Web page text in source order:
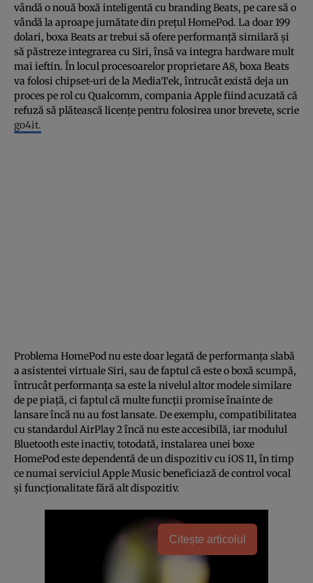
vândă o nouă boxă inteligentă cu branding Beats, pe care să o
vândă la aproape jumătate din preţul HomePod. La doar 199
dolari, boxa Beats ar trebui să ofere performanţă similară şi
să păstreze integrarea cu Siri, însă va integra hardware mult
mai ieftin. În locul procesoarelor proprietare A8, boxa Beats
va folosi chipset-uri de la MediaTek, întrucât există deja un
proces pe rol cu Qualcomm, compania Apple fiind acuzată că
refuză să plătească licenţe pentru folosirea unor brevete, scrie
go4it.
Problema HomePod nu este doar legată de performanţa slabă
a asistentei virtuale Siri, sau de faptul că este o boxă scumpă,
întrucât performanţa sa este la nivelul altor modele similare
de pe piaţă, ci faptul că multe funcţii promise înainte de
lansare încă nu au fost lansate. De exemplu, compatibilitatea
cu standardul AirPlay 2 încă nu este accesibilă, iar modulul
Bluetooth este inactiv, totodată, instalarea unei boxe
HomePod este dependentă de un dispozitiv cu iOS 11, în timp
ce numai serviciul Apple Music beneficiază de control vocal
şi funcţionalitate fără alt dispozitiv.
Citește articolul